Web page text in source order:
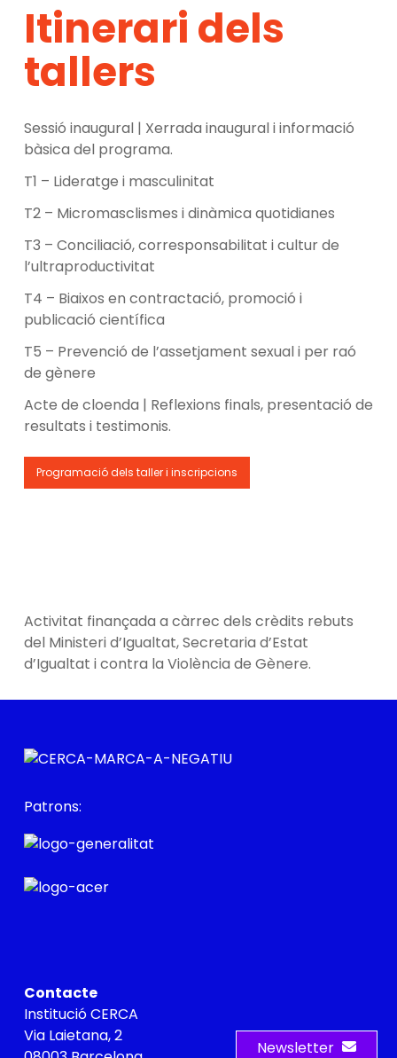
Itinerari dels
tallers
Sessió inaugural | Xerrada inaugural i informació
bàsica del programa.
T1 – Lideratge i masculinitat
T2 – Micromasclismes i dinàmica quotidianes
T3 – Conciliació, corresponsabilitat i cultur de
l’ultraproductivitat
T4 – Biaixos en contractació, promoció i
publicació científica
T5 – Prevenció de l’assetjament sexual i per raó
de gènere
Acte de cloenda | Reflexions finals, presentació de
resultats i testimonis.
Programació dels taller i inscripcions
Activitat finançada a càrrec dels crèdits rebuts
del Ministeri d’Igualtat, Secretaria d’Estat
d’Igualtat i contra la Violència de Gènere.
Patrons:
Contacte
Institució CERCA
Via Laietana, 2
Newsletter